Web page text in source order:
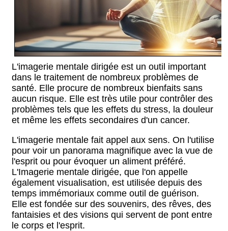
L'imagerie mentale dirigée est un outil important
dans le traitement de nombreux problèmes de
santé. Elle procure de nombreux bienfaits sans
aucun risque. Elle est très utile pour contrôler des
problèmes tels que les effets du stress, la douleur
et même les effets secondaires d'un cancer.
L'imagerie mentale fait appel aux sens. On l'utilise
pour voir un panorama magnifique avec la vue de
l'esprit ou pour évoquer un aliment préféré.
L'Imagerie mentale dirigée, que l'on appelle
également visualisation, est utilisée depuis des
temps immémoriaux comme outil de guérison.
Elle est fondée sur des souvenirs, des rêves, des
fantaisies et des visions qui servent de pont entre
le corps et l'esprit.